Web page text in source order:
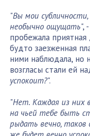
"Вы мои
необычно ощущать",
пробежала
будто заезженная
ними наблюдала, но
возгласы стали ей
успокоит?".
"Нет. Каждая из них
на чьей тебе быть
рыдать вечно, таков